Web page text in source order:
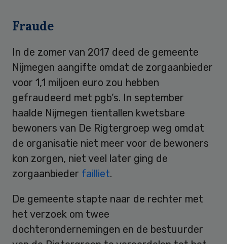
Fraude
In de zomer van 2017 deed de gemeente
Nijmegen aangifte omdat de zorgaanbieder
voor 1,1 miljoen euro zou hebben
gefraudeerd met pgb’s. In september
haalde Nijmegen tientallen kwetsbare
bewoners van De Rigtergroep weg omdat
de organisatie niet meer voor de bewoners
kon zorgen, niet veel later ging de
zorgaanbieder failliet.
De gemeente stapte naar de rechter met
het verzoek om twee
dochterondernemingen en de bestuurder